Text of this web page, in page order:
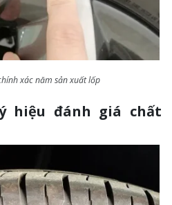
xác năm sản xuất lốp
hiệu đánh giá chất